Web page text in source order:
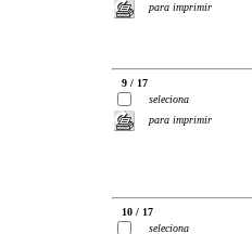
para imprimir
9 / 17
seleciona
para imprimir
10 / 17
seleciona